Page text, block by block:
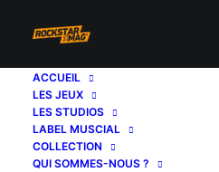
ACCUEIL
LES JEUX
LES STUDIOS
LABEL MUSCIAL
COLLECTION
QUI SOMMES-NOUS ?